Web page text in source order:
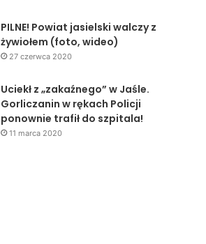
PILNE! Powiat jasielski walczy z
żywiołem (foto, wideo)
27 czerwca 2020
Uciekł z „zakaźnego” w Jaśle.
Gorliczanin w rękach Policji
ponownie trafił do szpitala!
11 marca 2020